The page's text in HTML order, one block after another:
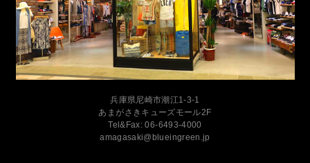
兵庫県尼崎市潮江1-3-1
あまがさきキューズモール2F
Tel&Fax: 06-6493-4000
amagasaki@blueingreen.jp